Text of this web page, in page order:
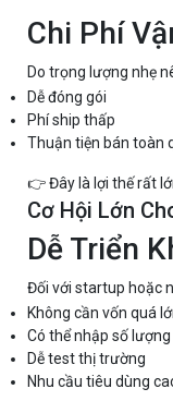
Chi Phí
Do trọng lượng nhẹ
Dễ đóng gói
Phí ship thấp
Thuận tiện bán toàn
👉 Đây là lợi thế rất
Cơ Hội Lớn
Dễ Triển
Đối với startup hoặc
Không cần vốn quá
Có thể nhập số
Dễ test thị trường
Nhu cầu tiêu dùng